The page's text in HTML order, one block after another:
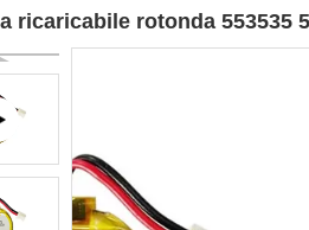
ricaricabile rotonda 553535